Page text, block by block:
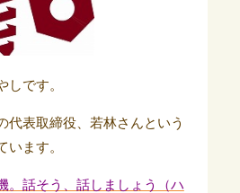
しです。
代表取締役、若林さんという
います。
。話そう、話しましょう（ハ